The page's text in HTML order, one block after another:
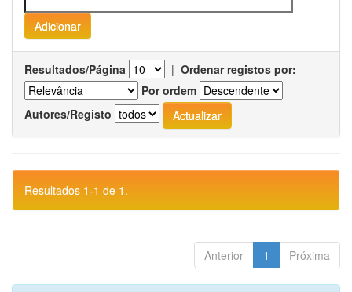
Resultados/Página | Ordenar registos por:
Por ordem
Autores/Registo
Resultados 1-1 de 1.
Anterior 1 Próxima